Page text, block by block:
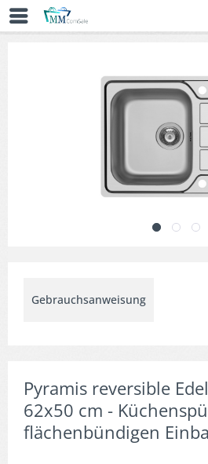
Übersicht
Gebrauchsanweisung
Pyramis reversible
62x50 cm -
flächenbündigen